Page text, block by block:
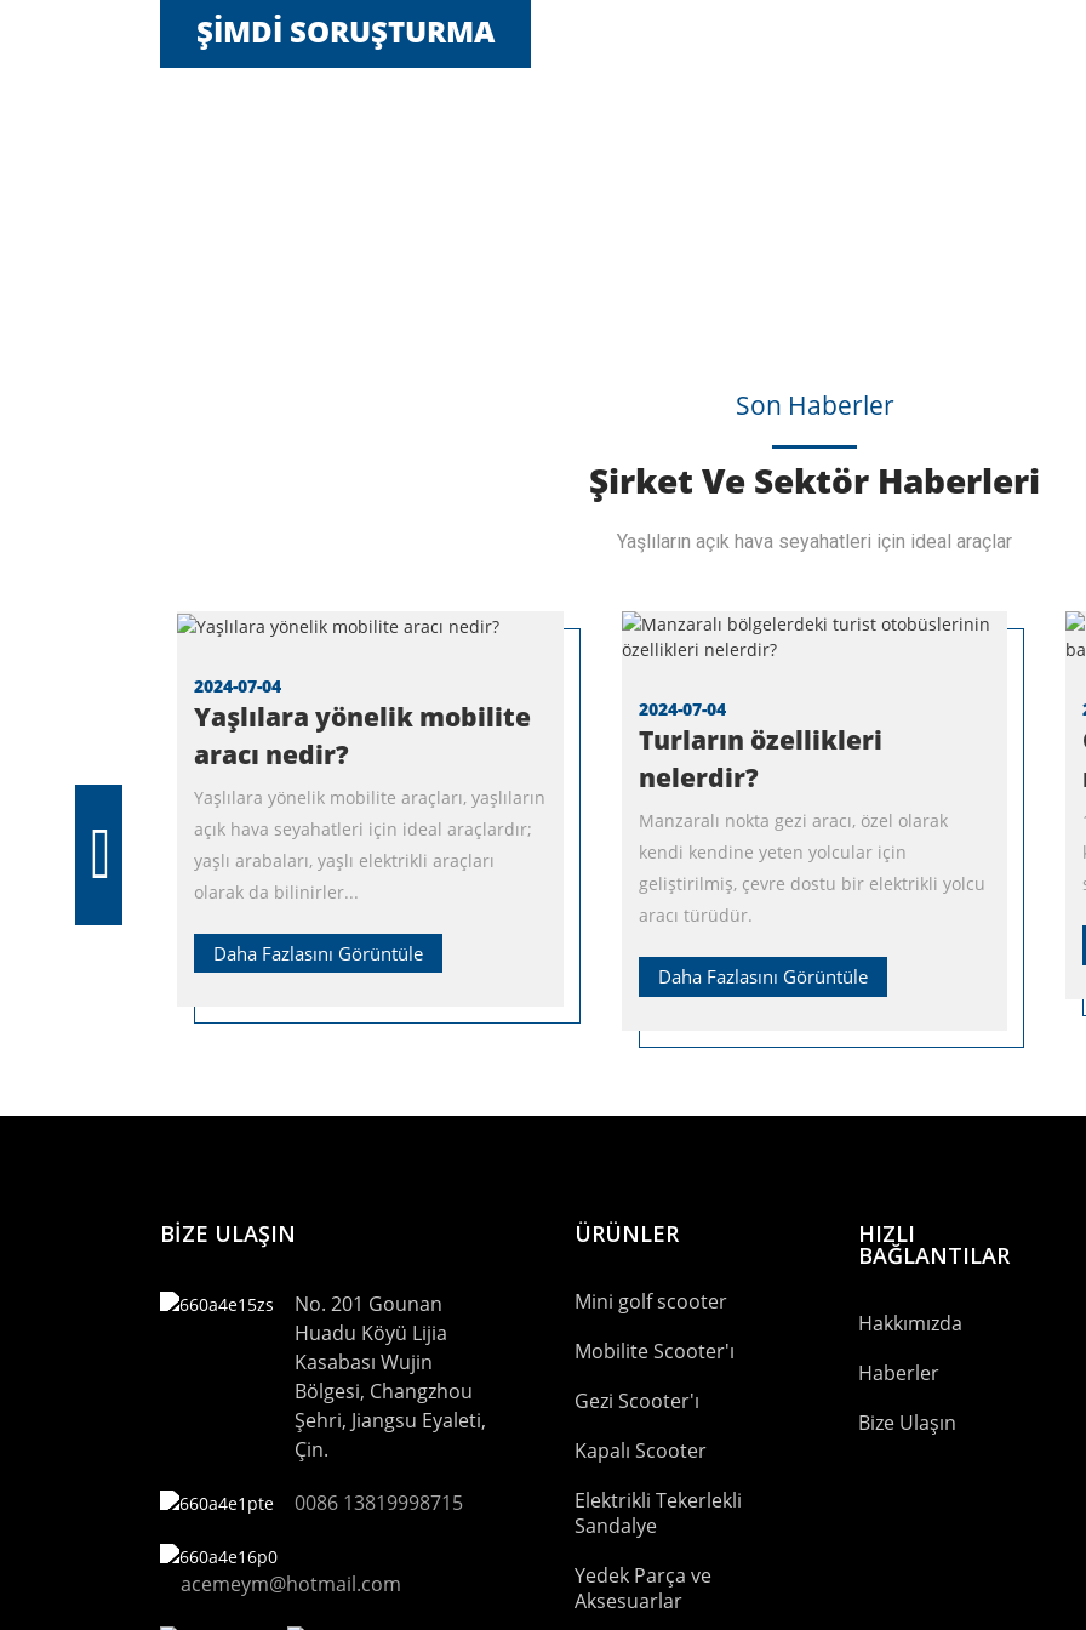
ŞIMDI SORUŞTURMA
Son Haberler
Şirket Ve Sektör Haberleri
Yaşlıların açık hava seyahatleri için ideal araçlar
2024-07-04
Yaşlılara yönelik mobilite
aracı nedir?
Yaşlılara yönelik mobilite araçları, yaşlıların
açık hava seyahatleri için ideal araçlardır;
yaşlı arabaları, yaşlı elektrikli araçları
olarak da bilinirler...
Daha Fazlasını Görüntüle
2024-07-04
Turların özellikleri
nelerdir?
Manzaralı nokta gezi aracı, özel olarak
kendi kendine yeten yolcular için
geliştirilmiş, çevre dostu bir elektrikli yolcu
aracı türüdür.
Daha Fazlasını Görüntüle
BİZE ULAŞIN
No. 201 Gounan
Huadu Köyü Lijia
Kasabası Wujin
Bölgesi, Changzhou
Şehri, Jiangsu Eyaleti,
Çin.
0086 13819998715
acemeym@hotmail.com
ÜRÜNLER
Mini golf scooter
Mobilite Scooter'ı
Gezi Scooter'ı
Kapalı Scooter
Elektrikli Tekerlekli
Sandalye
Yedek Parça ve
Aksesuarlar
HIZLI
BAĞLANTILAR
Hakkımızda
Haberler
Bize Ulaşın